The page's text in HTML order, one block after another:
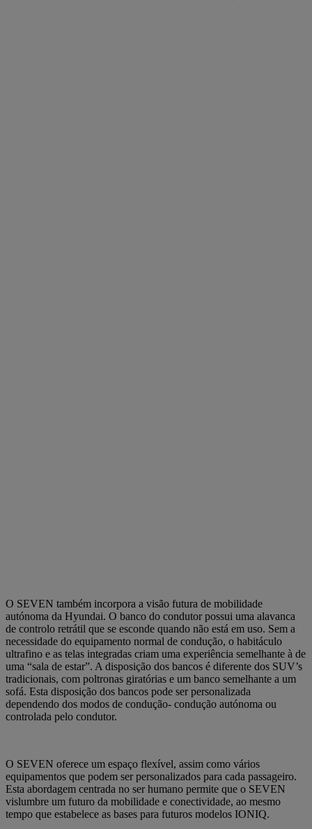
O SEVEN também incorpora a visão futura de mobilidade
autónoma da Hyundai. O banco do condutor possui uma alavanca
de controlo retrátil que se esconde quando não está em uso. Sem a
necessidade do equipamento normal de condução, o habitáculo
ultrafino e as telas integradas criam uma experiência semelhante à de
uma “sala de estar”. A disposição dos bancos é diferente dos SUV’s
tradicionais, com poltronas giratórias e um banco semelhante a um
sofá. Esta disposição dos bancos pode ser personalizada
dependendo dos modos de condução- condução autónoma ou
controlada pelo condutor.
O SEVEN oferece um espaço flexível, assim como vários
equipamentos que podem ser personalizados para cada passageiro.
Esta abordagem centrada no ser humano permite que o SEVEN
vislumbre um futuro da mobilidade e conectividade, ao mesmo
tempo que estabelece as bases para futuros modelos IONIQ.